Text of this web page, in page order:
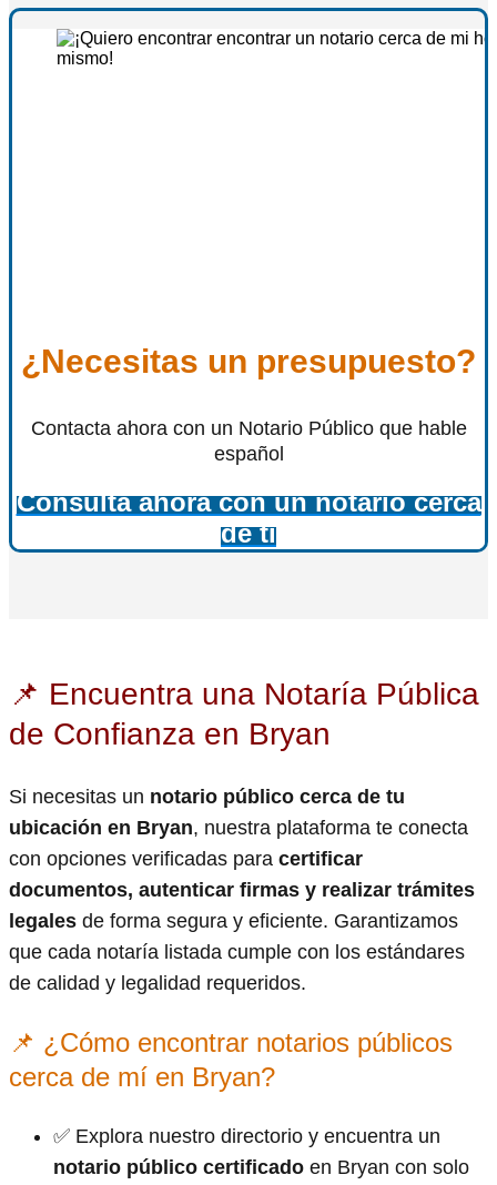
¿Necesitas un presupuesto?
Contacta ahora con un Notario Público que hable
español
Consulta ahora con un notario cerca
de ti
📌 Encuentra una Notaría Pública
de Confianza en Bryan
Si necesitas un notario público cerca de tu
ubicación en Bryan, nuestra plataforma te conecta
con opciones verificadas para certificar
documentos, autenticar firmas y realizar trámites
legales de forma segura y eficiente. Garantizamos
que cada notaría listada cumple con los estándares
de calidad y legalidad requeridos.
📌 ¿Cómo encontrar notarios públicos
cerca de mí en Bryan?
✅ Explora nuestro directorio y encuentra un
notario público certificado en Bryan con solo